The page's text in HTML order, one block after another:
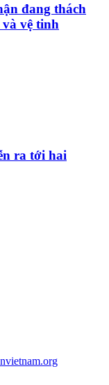
đang thách
vệ tinh
ra tới hai